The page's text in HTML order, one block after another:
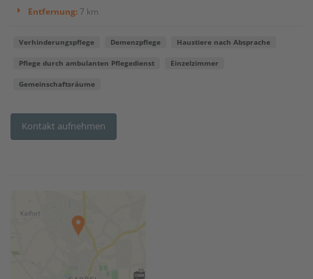
Entfernung: 7 km
Verhinderungspflege Demenzpflege Haustiere nach Absprache
Pflege durch ambulanten Pflegedienst Einzelzimmer
Gemeinschaftsräume
Kontakt aufnehmen